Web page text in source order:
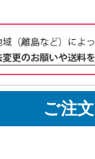
ご注文